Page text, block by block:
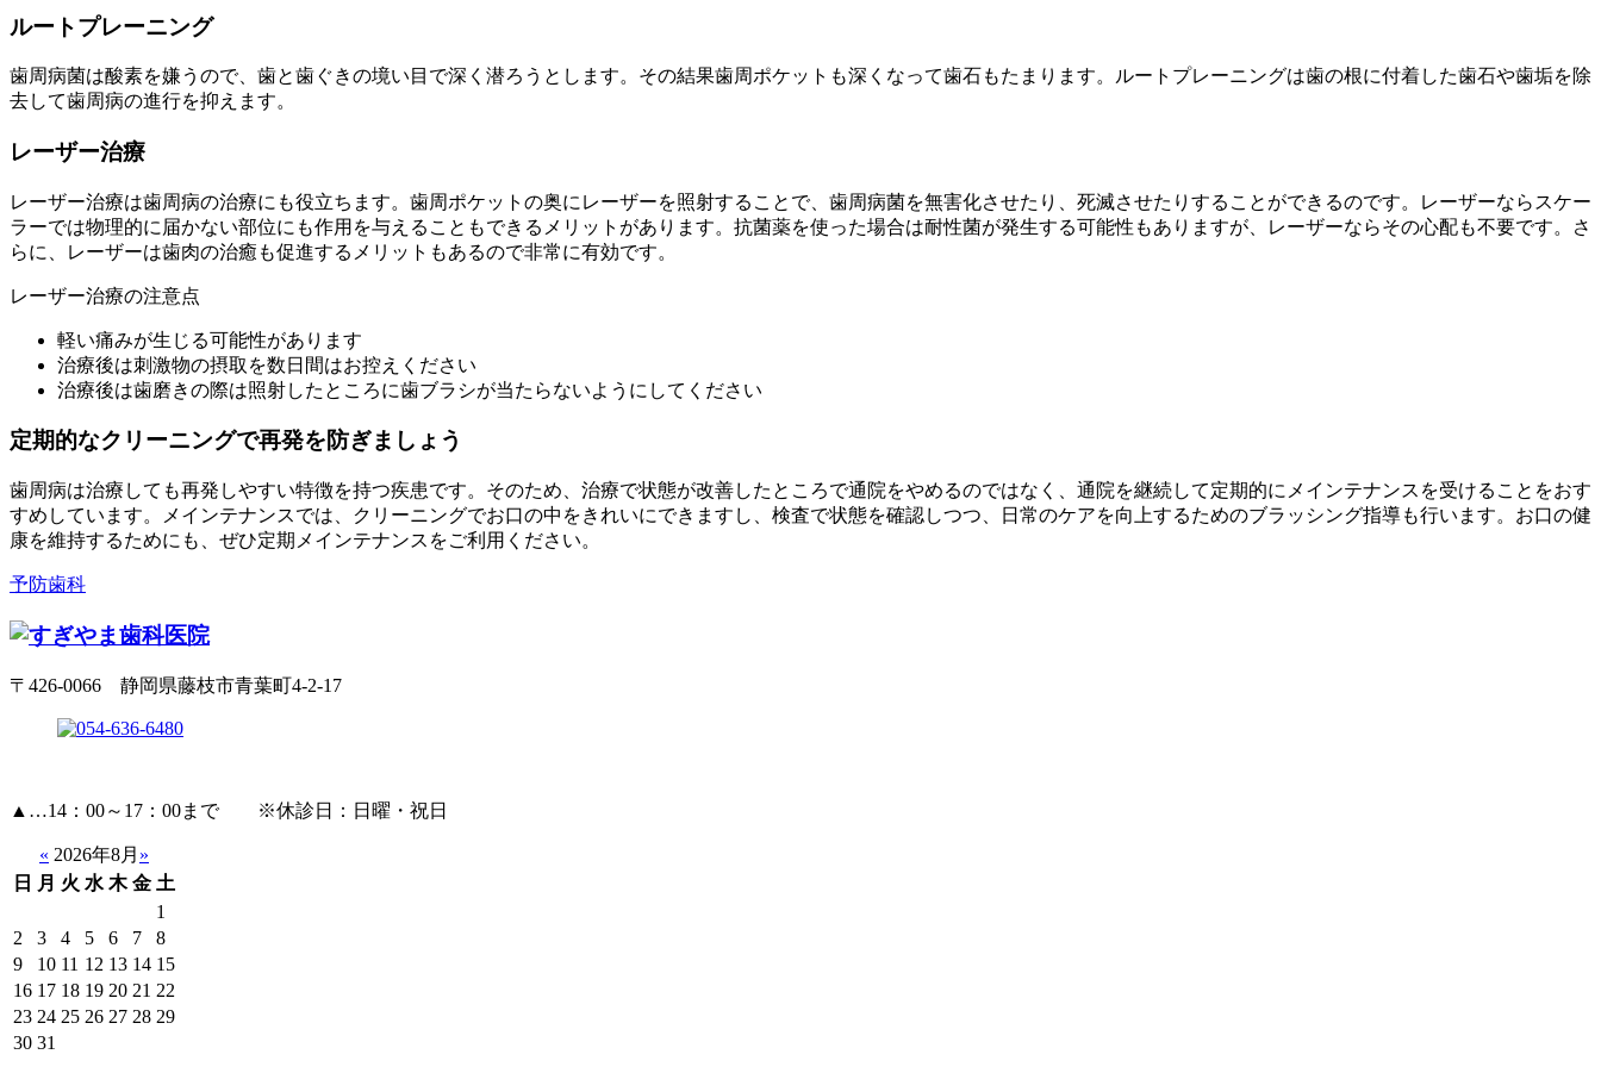
ルートプレーニング
歯周病菌は酸素を嫌うので、歯と歯ぐきの境い目で深く潜ろうとします。その結果歯周ポケットも深くなって歯石もたまります。ルートプレーニングは歯の根に付着した歯石や歯垢を除
去して歯周病の進行を抑えます。
レーザー治療
レーザー治療は歯周病の治療にも役立ちます。歯周ポケットの奥にレーザーを照射することで、歯周病菌を無害化させたり、死滅させたりすることができるのです。レーザーならスケー
ラーでは物理的に届かない部位にも作用を与えることもできるメリットがあります。抗菌薬を使った場合は耐性菌が発生する可能性もありますが、レーザーならその心配も不要です。さ
らに、レーザーは歯肉の治癒も促進するメリットもあるので非常に有効です。
レーザー治療の注意点
軽い痛みが生じる可能性があります
治療後は刺激物の摂取を数日間はお控えください
治療後は歯磨きの際は照射したところに歯ブラシが当たらないようにしてください
定期的なクリーニングで再発を防ぎましょう
歯周病は治療しても再発しやすい特徴を持つ疾患です。そのため、治療で状態が改善したところで通院をやめるのではなく、通院を継続して定期的にメインテナンスを受けることをおす
すめしています。メインテナンスでは、クリーニングでお口の中をきれいにできますし、検査で状態を確認しつつ、日常のケアを向上するためのブラッシング指導も行います。お口の健
康を維持するためにも、ぜひ定期メインテナンスをご利用ください。
予防歯科
〒426-0066 静岡県藤枝市青葉町4-2-17
▲ …14：00～17：00まで ※休診日：日曜・祝日
« 2026年8月 »
日
月 火 水 木 金 土
1
2
3 4 5 6 7
8
9
10 11 12 13 14 15
16 17 18 19 20 21 22
23 24 25 26 27 28 29
30 31